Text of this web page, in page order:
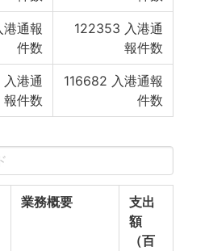
港通報
件数
122353 入港通
報件数
入港通
報件数
116682 入港通報
件数
業務概要
支出
額
（百